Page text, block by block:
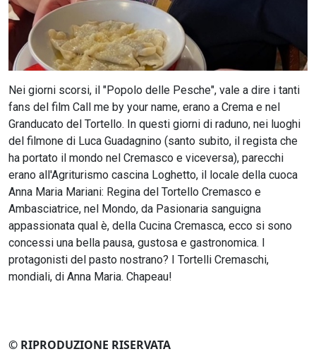
Nei giorni scorsi, il "Popolo delle Pesche", vale a dire i tanti
fans del film Call me by your name, erano a Crema e nel
Granducato del Tortello. In questi giorni di raduno, nei luoghi
del filmone di Luca Guadagnino (santo subito, il regista che
ha portato il mondo nel Cremasco e viceversa), parecchi
erano all'Agriturismo cascina Loghetto, il locale della cuoca
Anna Maria Mariani: Regina del Tortello Cremasco e
Ambasciatrice, nel Mondo, da Pasionaria sanguigna
appassionata qual è, della Cucina Cremasca, ecco si sono
concessi una bella pausa, gustosa e gastronomica. I
protagonisti del pasto nostrano? I Tortelli Cremaschi,
mondiali, di Anna Maria. Chapeau!
© RIPRODUZIONE RISERVATA